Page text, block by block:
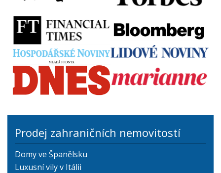
Prodej zahraničních nemovitostí
Domy ve Španělsku
Luxusní vily v Itálii